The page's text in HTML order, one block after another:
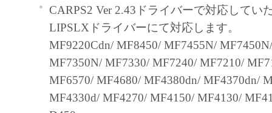
２．制限
(1) お客様は、再使用許諾、譲渡、販売、
くは貸与その他の方法により、第三者に「
ア」を使用させることはできません。
(2) お客様は、「本ソフトウェア」の全部
正、改変、逆コンパイル、逆アセンブル、
CARPS2 Ver 2.43ドライバーで対応してい
LIPSLXドライバーにて対応します。
MF9220Cdn/ MF8450/ MF7455N/
MF7350N/ MF7330/ MF7240/ MF7210/
MF6570/ MF4680/ MF4380dn/ MF4370dn/
MF4330d/ MF4270/ MF4150/ MF4130/